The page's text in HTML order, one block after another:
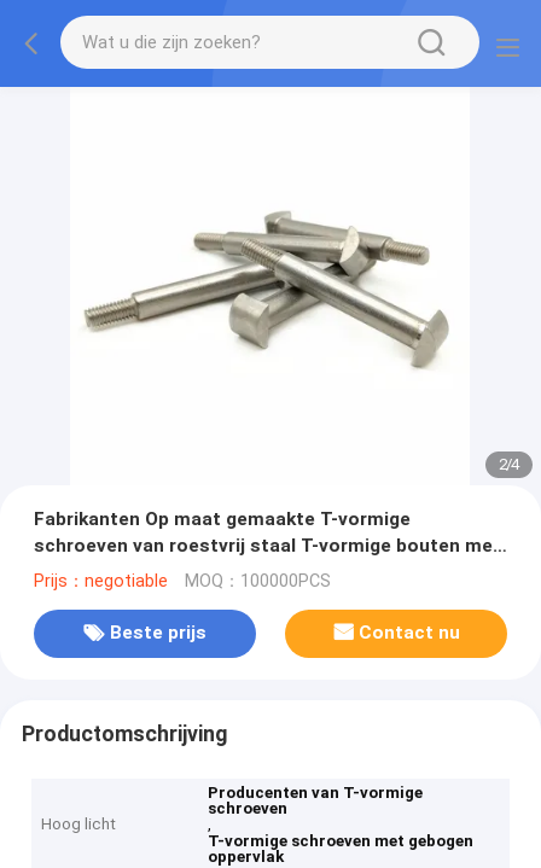
2/4
Fabrikanten Op maat gemaakte T-vormige
schroeven van roestvrij staal T-vormige bouten met
gebogen oppervlak
Prijs：negotiable MOQ：100000PCS
Beste prijs Contact nu
Productomschrijving
Hoog licht
Producenten van T-vormige
schroeven
,
T-vormige schroeven met gebogen
oppervlak